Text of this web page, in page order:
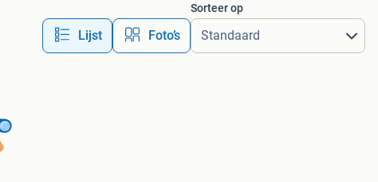
Lijst Foto’s
Sorteer op